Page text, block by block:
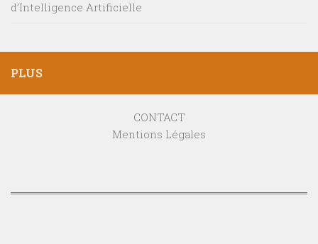
d’Intelligence Artificielle
PLUS
CONTACT
Mentions Légales